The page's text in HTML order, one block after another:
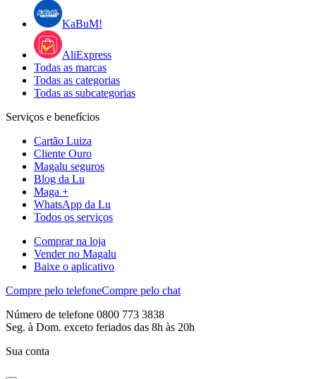
KaBuM!
AliExpress
Todas as marcas
Todas as categorias
Todas as subcategorias
Serviços e benefícios
Cartão Luiza
Cliente Ouro
Magalu seguros
Blog da Lu
Maga +
WhatsApp da Lu
Todos os serviços
Comprar na loja
Vender no Magalu
Baixe o aplicativo
Compre pelo telefoneCompre pelo chat
Número de telefone 0800 773 3838
Seg. à Dom. exceto feriados das 8h às 20h
Sua conta